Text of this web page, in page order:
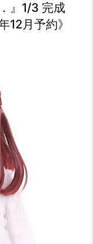
』1/3 完成
12月予約》